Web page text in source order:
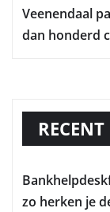
Veenendaal
dan honderd
zo herken je